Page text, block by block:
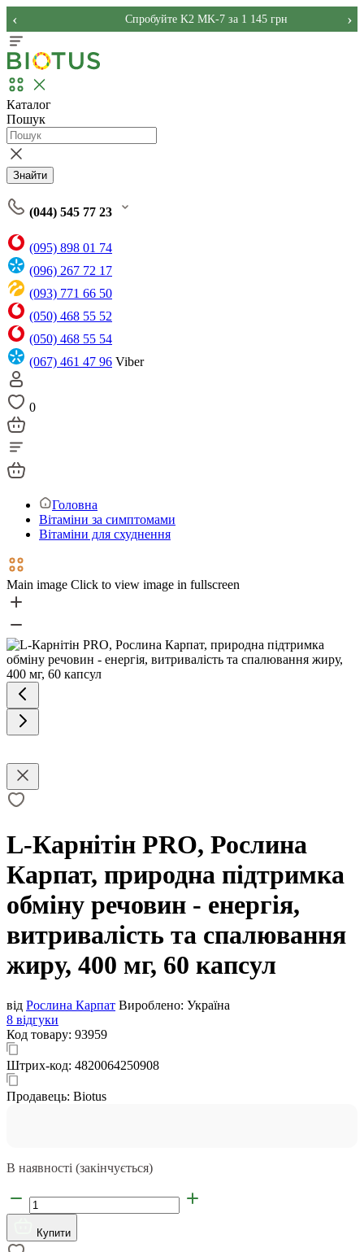
Спробуйте K2 MK-7 за 1 145 грн
‹ ›
Каталог
Пошук
Знайти
(044) 545 77 23
(095) 898 01 74
(096) 267 72 17
(093) 771 66 50
(050) 468 55 52
(050) 468 55 54
(067) 461 47 96 Viber
0
Головна
Вітаміни за симптомами
Вітаміни для схуднення
Main image Click to view image in fullscreen
L-Карнітін PRO, Рослина
Карпат, природна підтримка
обміну речовин - енергія,
витривалість та спалювання
жиру, 400 мг, 60 капсул
від Рослина Карпат Вироблено: Україна
8 відгуки
Код товару: 93959
Штрих-код: 4820064250908
Продавець: Biotus
В наявності (закінчується)
Купити